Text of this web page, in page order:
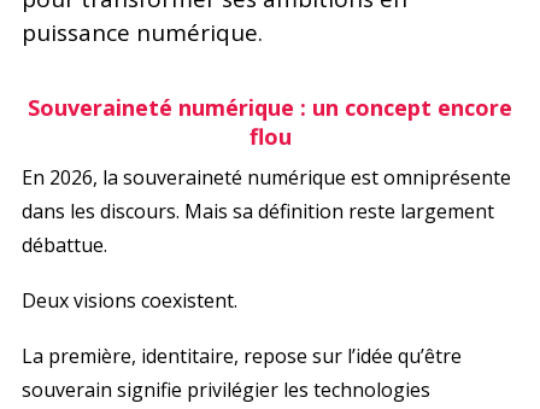
puissance numérique.
Souveraineté numérique : un concept encore
flou
En 2026, la souveraineté numérique est omniprésente
dans les discours. Mais sa définition reste largement
débattue.
Deux visions coexistent.
La première, identitaire, repose sur l’idée qu’être
souverain signifie privilégier les technologies